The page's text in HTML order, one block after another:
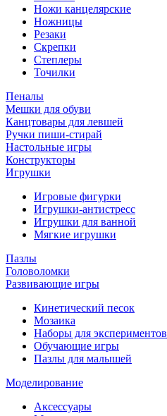
Ножи канцелярские
Ножницы
Резаки
Скрепки
Степлеры
Точилки
Пеналы
Мешки для обуви
Канцтовары для левшей
Ручки пиши-стирай
Настольные игры
Конструкторы
Игрушки
Игровые фигурки
Игрушки-антистресс
Игрушки для ванной
Мягкие игрушки
Пазлы
Головоломки
Развивающие игры
Кинетический песок
Мозаика
Наборы для экспериментов
Обучающие игры
Пазлы для малышей
Моделирование
Аксессуары